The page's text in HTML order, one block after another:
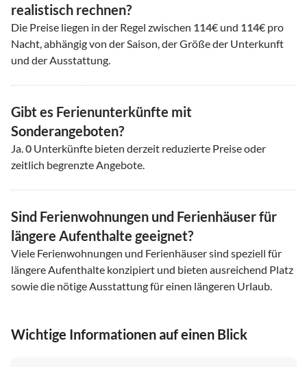
realistisch rechnen?
Die Preise liegen in der Regel zwischen 114€ und 114€ pro
Nacht, abhängig von der Saison, der Größe der Unterkunft
und der Ausstattung.
Gibt es Ferienunterkünfte mit
Sonderangeboten?
Ja. 0 Unterkünfte bieten derzeit reduzierte Preise oder
zeitlich begrenzte Angebote.
Sind Ferienwohnungen und Ferienhäuser für
längere Aufenthalte geeignet?
Viele Ferienwohnungen und Ferienhäuser sind speziell für
längere Aufenthalte konzipiert und bieten ausreichend Platz
sowie die nötige Ausstattung für einen längeren Urlaub.
Wichtige Informationen auf einen Blick